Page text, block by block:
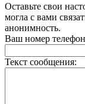
Оставьте свои
могла с вами
анонимность.
Ваш номер
Текст сообщения: